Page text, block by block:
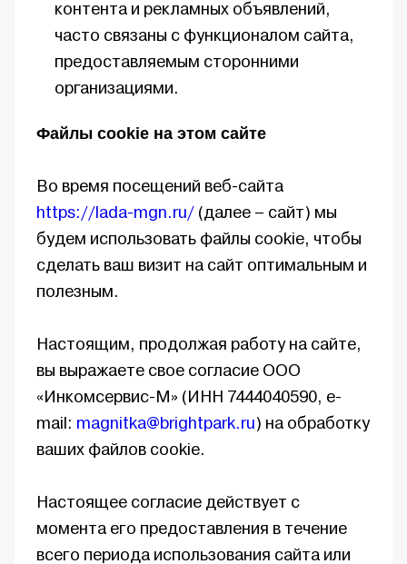
контента и рекламных объявлений,
часто связаны с функционалом сайта,
предоставляемым сторонними
организациями.
Файлы cookie на этом сайте
Во время посещений веб-сайта
https://lada-mgn.ru/ (далее – cайт) мы
будем использовать файлы cookie, чтобы
сделать ваш визит на сайт оптимальным и
полезным.
Настоящим, продолжая работу на cайте,
вы выражаете свое согласие ООО
«Инкомсервис-М» (ИНН 7444040590, e-
mail: magnitka@brightpark.ru) на обработку
ваших файлов cookie.
Настоящее согласие действует с
момента его предоставления в течение
всего периода использования сайта или